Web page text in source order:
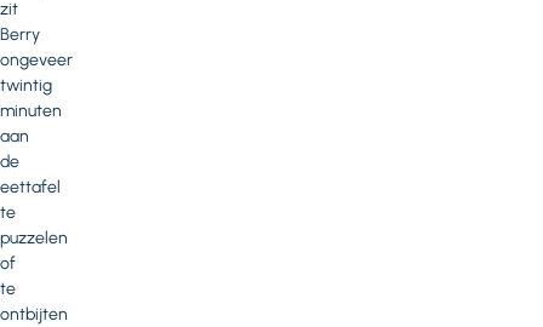
zit
Berry
ongeveer
twintig
minuten
aan
de
eettafel
te
puzzelen
of
te
ontbijten